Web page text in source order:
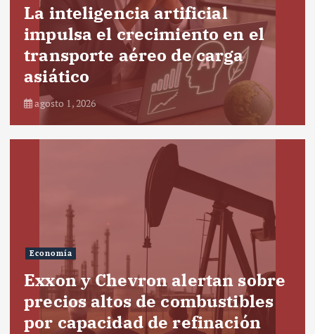
La inteligencia artificial
impulsa el crecimiento en el
transporte aéreo de carga
asiático
agosto 1, 2026
Economía
Exxon y Chevron alertan sobre
precios altos de combustibles
por capacidad de refinación